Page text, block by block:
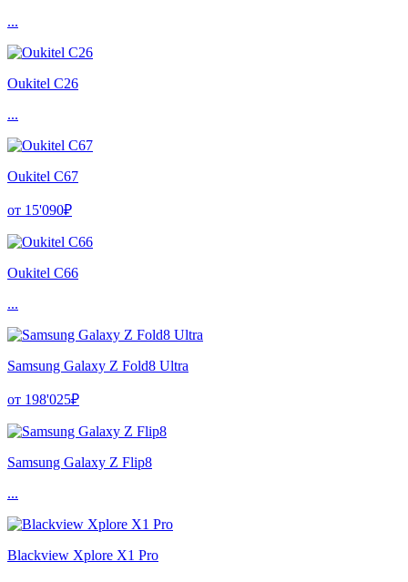
...
Oukitel C26
...
Oukitel C67
от 15'090₽
Oukitel C66
...
Samsung Galaxy Z Fold8 Ultra
от 198'025₽
Samsung Galaxy Z Flip8
...
Blackview Xplore X1 Pro